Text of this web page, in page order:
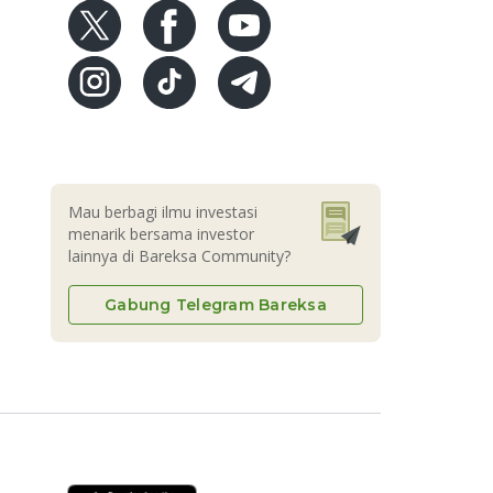
Mau berbagi ilmu investasi
menarik bersama investor
lainnya di Bareksa Community?
Gabung Telegram Bareksa